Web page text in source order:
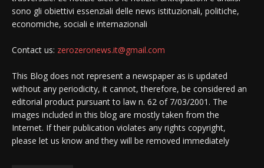
sono gli obiettivi essenziali delle news istituzionali, politiche,
economiche, sociali e internazionali
Contact us: zerozeronews.it@gmail.com
This Blog does not represent a newspaper as is updated
without any periodicity, it cannot, therefore, be considered an
editorial product pursuant to law n. 62 of 7/03/2001. The
images included in this blog are mostly taken from the
Internet. If their publication violates any rights copyright,
please let us know and they will be removed immediately